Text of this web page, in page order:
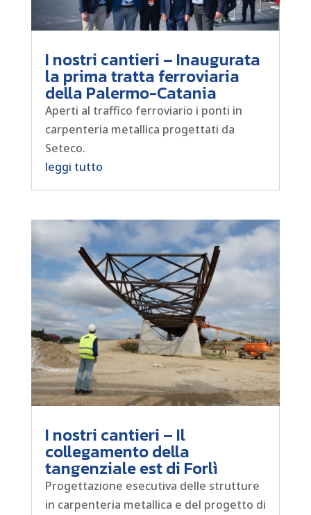
I nostri cantieri – Inaugurata
la prima tratta ferroviaria
della Palermo-Catania
Aperti al traffico ferroviario i ponti in
carpenteria metallica progettati da
Seteco.
leggi tutto
I nostri cantieri – Il
collegamento della
tangenziale est di Forlì
Progettazione esecutiva delle strutture
in carpenteria metallica e del progetto di